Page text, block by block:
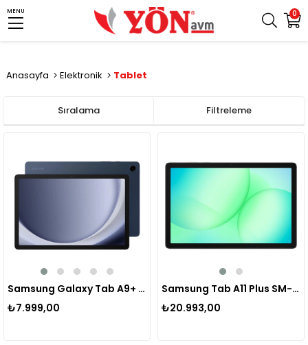
0
MENU
Anasayfa Elektronik Tablet
Filtreleme
Sıralama
Samsung Galaxy Tab A9+ 4/64 Gb Tablet
₺7.999,00
Samsung Tab A11 Plus SM-X230 8-256 Gb Tablet
₺20.993,00